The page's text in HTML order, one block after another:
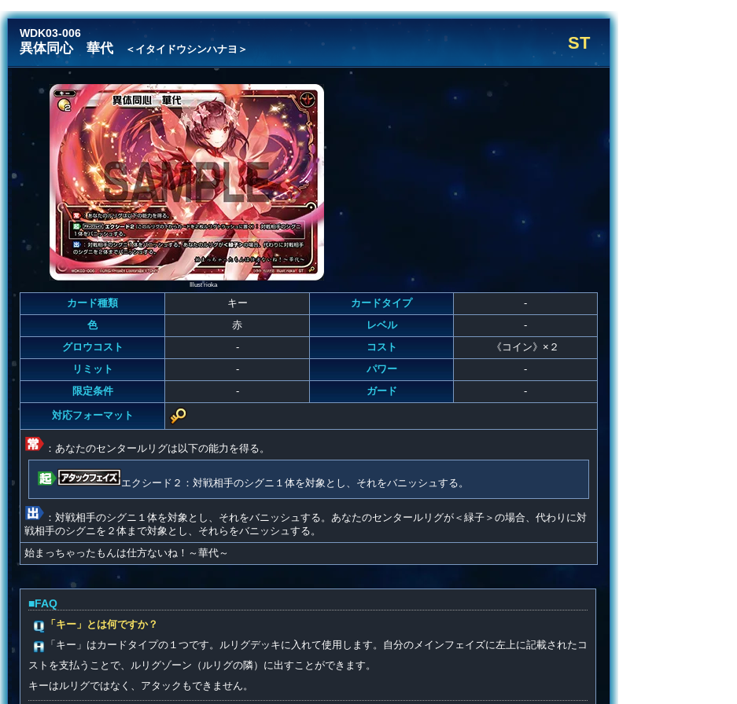
WDK03-006
異体同心 華代 ＜イタイドウシンハナヨ＞ ST
Illust rioka
カード種類 キー カードタイプ
-
色
赤 レベル
-
グロウコスト
- コスト
《コイン》×２
リミット
- パワー
-
限定条件
- ガード -
対応フォーマット
：あなたのセンタールリグは以下の能力を得る。
エクシード２：対戦相手のシグニ１体を対象とし、それをバニッシュする。
：対戦相手のシグニ１体を対象とし、それをバニッシュする。あなたのセンタールリグが＜緑子＞の場合、代わりに対
戦相手のシグニを２体まで対象とし、それらをバニッシュする。
始まっちゃったもんは仕方ないね！～華代～
■FAQ
「キー」とは何ですか？
「キー」はカードタイプの１つです。ルリグデッキに入れて使用します。自分のメインフェイズに左上に記載されたコ
ストを支払うことで、ルリグゾーン（ルリグの隣）に出すことができます。
キーはルリグではなく、アタックもできません。